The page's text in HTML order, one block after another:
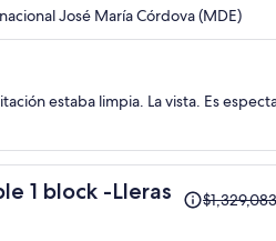
José María Córdova (MDE)
estaba limpia. La vista. Es
1 block -Lleras
El
precio
$1,329,083